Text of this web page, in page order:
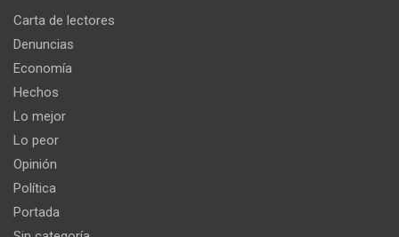
Carta de lectores
Denuncias
Economía
Hechos
Lo mejor
Lo peor
Opinión
Política
Portada